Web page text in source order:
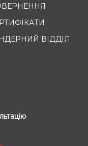
ВІДДІЛ